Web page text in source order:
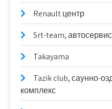
Renault центр
Srt-team, автосервис
Takayama
Tazik club, саунно-
комплекс